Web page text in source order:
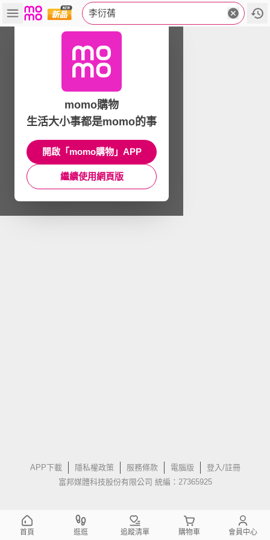
李衍蒨
APP下載 隱私權政策 服務條款 電腦版
登入/註冊
富邦媒體科技股份有限公司 統編：27365925
momo購物
生活大小事都是momo的事
開啟「momo購物」APP
繼續使用網頁版
首頁 逛逛 追蹤清單 購物車 會員中心